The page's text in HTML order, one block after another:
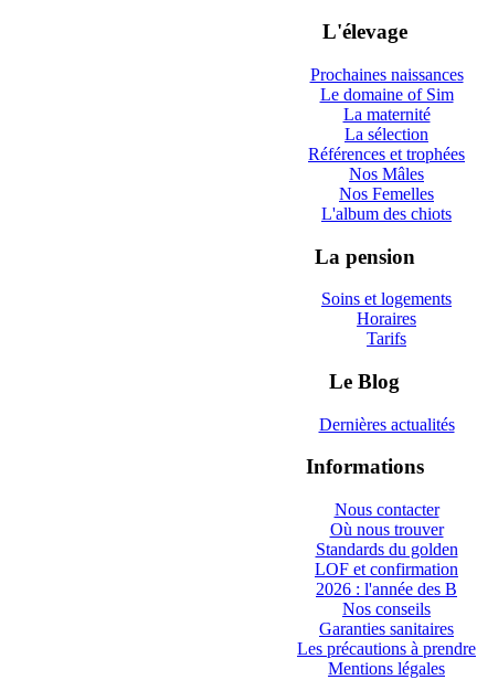
L'élevage
Prochaines naissances
Le domaine of Sim
La maternité
La sélection
Références et trophées
Nos Mâles
Nos Femelles
L'album des chiots
La pension
Soins et logements
Horaires
Tarifs
Le Blog
Dernières actualités
Informations
Nous contacter
Où nous trouver
Standards du golden
LOF et confirmation
2026 : l'année des B
Nos conseils
Garanties sanitaires
Les précautions à prendre
Mentions légales